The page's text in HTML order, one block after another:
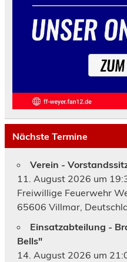
Nächste Termine
Verein -
11. August 2026 um
Freiwillige Feuerwehr
65606 Villmar,
Einsatzabteilung -
Bells"
14. August 2026 um